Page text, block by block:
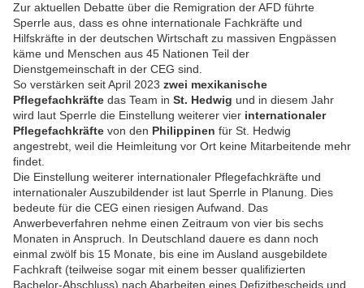
Zur aktuellen Debatte über die Remigration der AFD führte
Sperrle aus, dass es ohne internationale Fachkräfte und
Hilfskräfte in der deutschen Wirtschaft zu massiven Engpässen
käme und Menschen aus 45 Nationen Teil der
Dienstgemeinschaft in der CEG sind.
So verstärken seit April 2023 zwei mexikanische
Pflegefachkräfte das Team in St. Hedwig und in diesem Jahr
wird laut Sperrle die Einstellung weiterer vier internationaler
Pflegefachkräfte von den Philippinen für St. Hedwig
angestrebt, weil die Heimleitung vor Ort keine Mitarbeitende mehr
findet.
Die Einstellung weiterer internationaler Pflegefachkräfte und
internationaler Auszubildender ist laut Sperrle in Planung. Dies
bedeute für die CEG einen riesigen Aufwand. Das
Anwerbeverfahren nehme einen Zeitraum von vier bis sechs
Monaten in Anspruch. In Deutschland dauere es dann noch
einmal zwölf bis 15 Monate, bis eine im Ausland ausgebildete
Fachkraft (teilweise sogar mit einem besser qualifizierten
Bachelor-Abschluss) nach Abarbeiten eines Defizitbescheids und